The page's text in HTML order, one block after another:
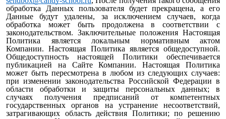
обработка Данных пользователя будет прекращена, а его
Данные будут удалены, за исключением случаев, когда
обработка может быть продолжена в соответствии с
законодательством. Заключительные положения Настоящая
Политика является локальным нормативным актом
Компании. Настоящая Политика является общедоступной.
Общедоступность настоящей Политики обеспечивается
публикацией на Сайте Компании. Настоящая Политика
может быть пересмотрена в любом из следующих случаев:
при изменении законодательства Российской Федерации в
области обработки и защиты персональных данных; в
случаях получения предписаний от компетентных
государственных органов на устранение несоответствий,
затрагивающих область действия Политики; по решению